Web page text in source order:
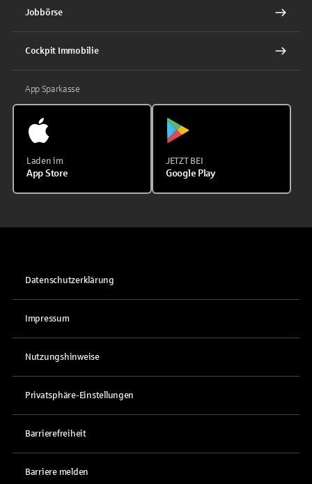
Jobbörse
Cockpit Immobilie
App Sparkasse
Laden im
App Store
JETZT BEI
Google Play
Datenschutzerklärung
Impressum
Nutzungshinweise
Privatsphäre-Einstellungen
Barrierefreiheit
Barriere melden